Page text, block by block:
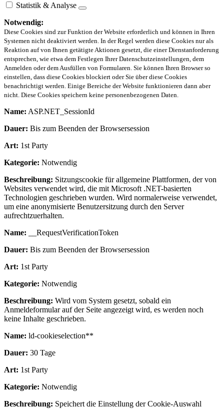
Statistik & Analyse
Notwendig:
Diese Cookies sind zur Funktion der Website erforderlich und können in Ihren
Systemen nicht deaktiviert werden. In der Regel werden diese Cookies nur als
Reaktion auf von Ihnen getätigte Aktionen gesetzt, die einer Dienstanforderung
entsprechen, wie etwa dem Festlegen Ihrer Datenschutzeinstellungen, dem
Anmelden oder dem Ausfüllen von Formularen. Sie können Ihren Browser so
einstellen, dass diese Cookies blockiert oder Sie über diese Cookies
benachrichtigt werden. Einige Bereiche der Website funktionieren dann aber
nicht. Diese Cookies speichern keine personenbezogenen Daten.
Name: ASP.NET_SessionId
Dauer: Bis zum Beenden der Browsersession
Art: 1st Party
Kategorie: Notwendig
Beschreibung: Sitzungscookie für allgemeine Plattformen, der von
Websites verwendet wird, die mit Microsoft .NET-basierten
Technologien geschrieben wurden. Wird normalerweise verwendet,
um eine anonymisierte Benutzersitzung durch den Server
aufrechtzuerhalten.
Name: __RequestVerificationToken
Dauer: Bis zum Beenden der Browsersession
Art: 1st Party
Kategorie: Notwendig
Beschreibung: Wird vom System gesetzt, sobald ein
Anmeldeformular auf der Seite angezeigt wird, es werden noch
keine Inhalte geschrieben.
Name: ld-cookieselection**
Dauer: 30 Tage
Art: 1st Party
Kategorie: Notwendig
Beschreibung: Speichert die Einstellung der Cookie-Auswahl